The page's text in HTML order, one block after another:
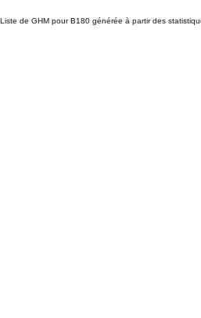
Liste de GHM pour B180 générée à partir des